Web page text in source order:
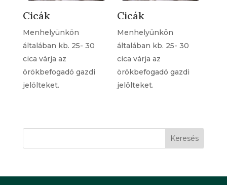
Cicák
Menhelyünkön
általában kb. 25- 30
cica várja az
örökbefogadó gazdi
jelölteket.
Cicák
Menhelyünkön
általában kb. 25- 30
cica várja az
örökbefogadó gazdi
jelölteket.